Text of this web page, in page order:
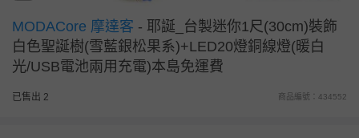
MODACore 摩達客 - 耶誕_台製迷你1尺(30cm)裝飾
白色聖誕樹(雪藍銀松果系)+LED20燈銅線燈(暖白
光/USB電池兩用充電)本島免運費
已售出 2 商品編號：434552